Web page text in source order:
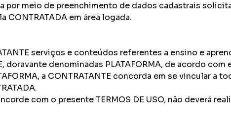
por meio de preenchimento de dados cadastrais
em área logada.
serviços e conteúdos referentes a ensino e
denominadas PLATAFORMA, de acordo com
a CONTRATANTE concorda em se vincular a
com o presente TERMOS DE USO, não deverá